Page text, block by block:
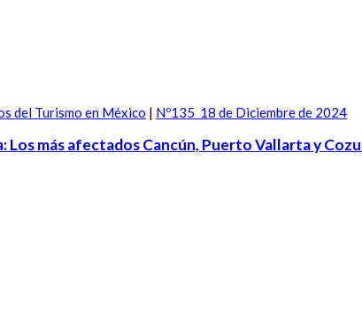
del Turismo en México | Nº135_18 de Diciembre de 2024
Los más afectados Cancún, Puerto Vallarta y